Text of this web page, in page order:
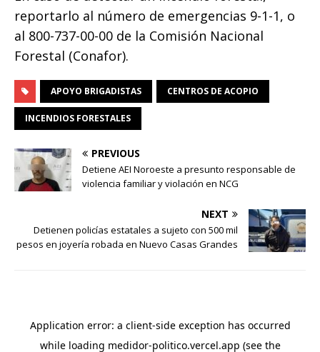
reportarlo al número de emergencias 9-1-1, o
al 800-737-00-00 de la Comisión Nacional
Forestal (Conafor).
APOYO BRIGADISTAS CENTROS DE ACOPIO
INCENDIOS FORESTALES
PREVIOUS
Detiene AEI Noroeste a presunto responsable de
violencia familiar y violación en NCG
NEXT
Detienen policías estatales a sujeto con 500 mil
pesos en joyería robada en Nuevo Casas Grandes